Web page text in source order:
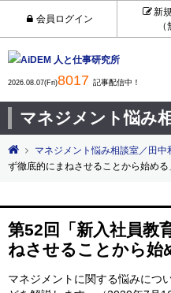
会員ログイン
新
2026.08.07(Fri)8017 記事配信中！
マネジメント悩み
マネジメント悩み相談室／田中
ず徹底的にまねさせることから始める
第52回「新入社員教
ねさせることから始
マネジメントに関する悩みにつ